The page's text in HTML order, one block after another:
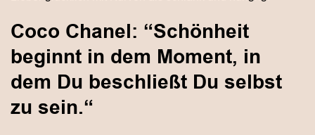
Coco Chanel: “Schönheit
beginnt in dem Moment, in
dem Du beschließt Du selbst
zu sein.“